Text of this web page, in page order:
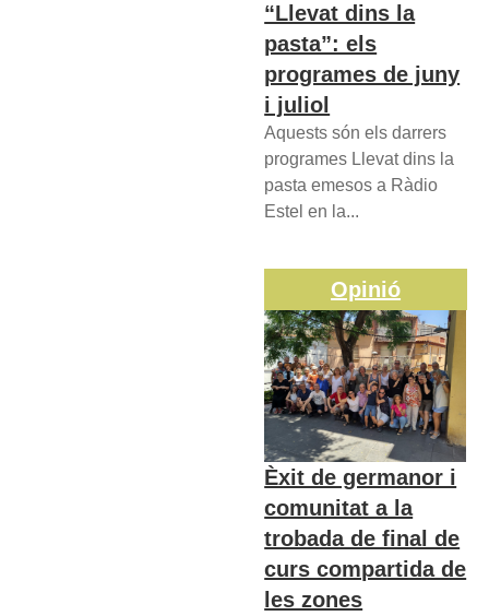
“Llevat dins la
pasta”: els
programes de juny
i juliol
Aquests són els darrers
programes Llevat dins la
pasta emesos a Ràdio
Estel en la...
Opinió
Èxit de germanor i
comunitat a la
trobada de final de
curs compartida de
les zones